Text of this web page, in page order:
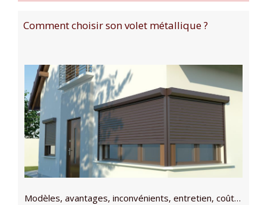
Comment choisir son volet métallique ?
Modèles, avantages, inconvénients, entretien, coût…